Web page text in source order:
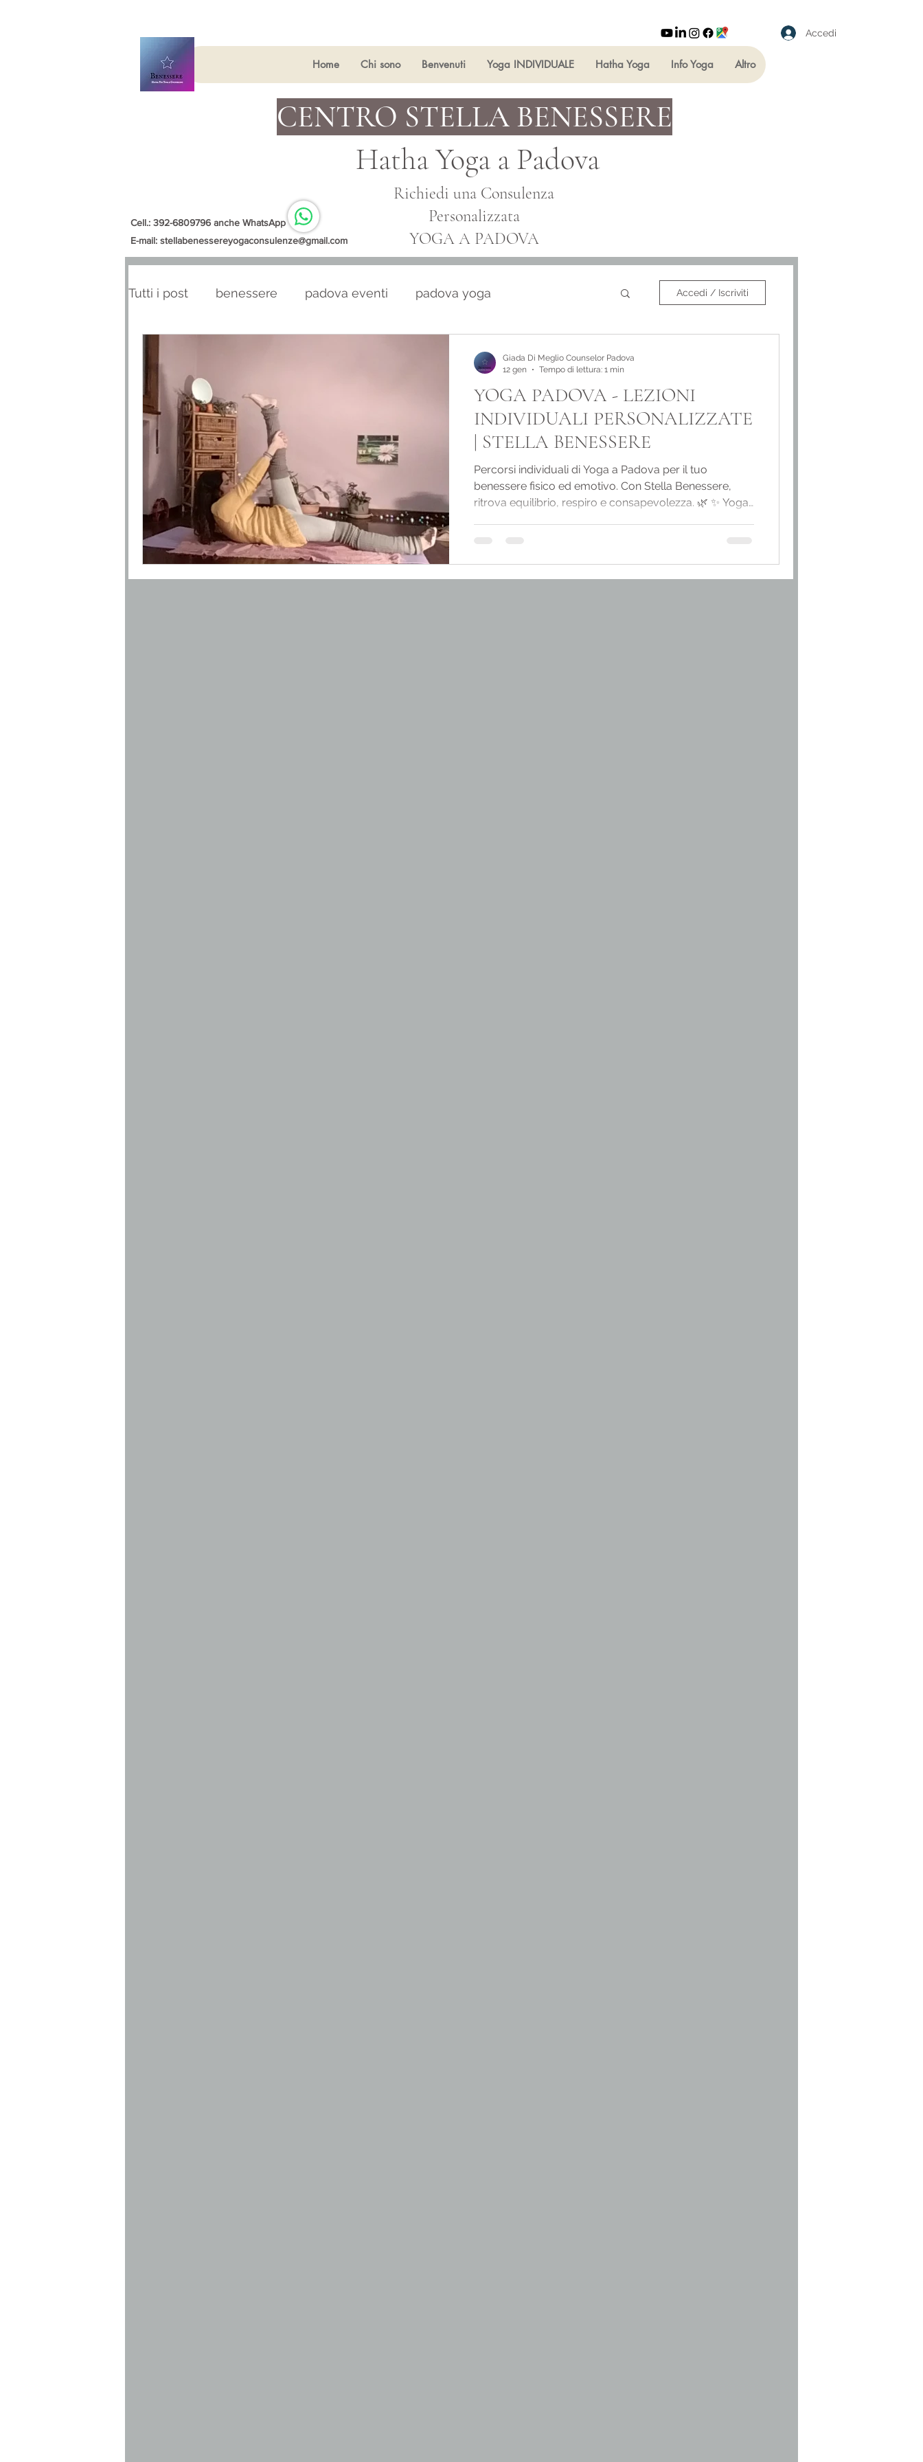
Accedi
Home Chi sono Benvenuti Yoga INDIVIDUALE Hatha Yoga Info Yoga Altro
CENTRO STELLA BENESSERE
Hatha Yoga a Padova
Cell.: 392-6809796 anche WhatsApp
Richiedi una Consulenza
Personalizzata
YOGA A PADOVA
E-mail: stellabenessereyogaconsulenze@gmail.com
Tutti i post benessere padova eventi padova yoga
palestra yoga padova
salute e benessere padova salute
Accedi / Iscriviti
YOGA PADOVA - LEZIONI
INDIVIDUALI PERSONALIZZATE
| STELLA BENESSERE
Percorsi individuali di Yoga a Padova per il tuo
benessere fisico ed emotivo. Con Stella Benessere,
ritrova equilibrio, respiro e consapevolezza. 🌿 ✨ Yoga
propongo lezioni individuali di Yoga dedicate a chi
Giada Di Meglio Counselor Padova
12 gen
Tempo di lettura: 1 min